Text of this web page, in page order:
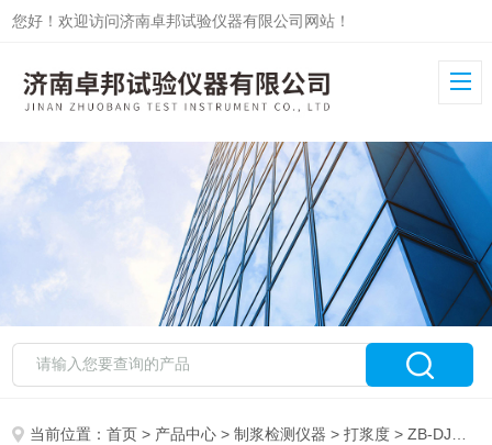
您好！欢迎访问济南卓邦试验仪器有限公司网站！
当前位置：首页 > 产品中心 >制浆检测仪器 >打浆度 > ZB-DJ打浆度测定仪